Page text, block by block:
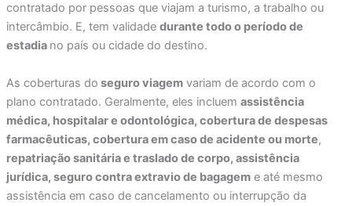
contratado por pessoas que viajam a turismo, a trabalho ou
intercâmbio. E, tem validade durante todo o período de
estadia no país ou cidade do destino.
As coberturas do seguro viagemvariam de acordo com o
plano contratado. Geralmente, eles incluem assistência
médica, hospitalar e odontológica, cobertura de despesas
farmacêuticas, cobertura em caso de acidente ou morte,
repatriação sanitária e traslado de corpo, assistência
jurídica, seguro contra extravio de bagageme até mesmo
assistência em caso de cancelamento ou interrupção da